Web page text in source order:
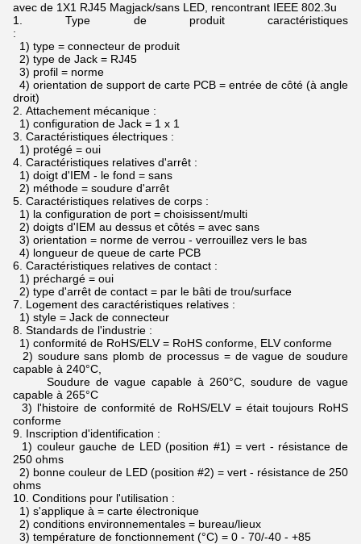
avec de 1X1 RJ45 Magjack/sans LED, rencontrant IEEE 802.3u
1.Type de produit caractéristiques
:
1) type = connecteur de produit
2) type de Jack = RJ45
3) profil = norme
4) orientation de support de carte PCB = entrée de côté (à angle
droit)
2. Attachement mécanique :
1) configuration de Jack = 1 x 1
3. Caractéristiques électriques :
1) protégé = oui
4. Caractéristiques relatives d'arrêt :
1) doigt d'IEM - le fond = sans
2) méthode = soudure d'arrêt
5. Caractéristiques relatives de corps :
1) la configuration de port = choisissent/multi
2) doigts d'IEM au dessus et côtés = avec sans
3) orientation = norme de verrou - verrouillez vers le bas
4) longueur de queue de carte PCB
6. Caractéristiques relatives de contact :
1) préchargé = oui
2) type d'arrêt de contact = par le bâti de trou/surface
7. Logement des caractéristiques relatives :
1) style = Jack de connecteur
8. Standards de l'industrie :
1) conformité de RoHS/ELV = RoHS conforme, ELV conforme
2) soudure sans plomb de processus = de vague de soudure
capable à 240°C,
Soudure de vague capable à 260°C, soudure de vague
capable à 265°C
3) l'histoire de conformité de RoHS/ELV = était toujours RoHS
conforme
9. Inscription d'identification :
1) couleur gauche de LED (position #1) = vert - résistance de
250 ohms
2) bonne couleur de LED (position #2) = vert - résistance de 250
ohms
10. Conditions pour l'utilisation :
1) s'applique à = carte électronique
2) conditions environnementales = bureau/lieux
3) température de fonctionnement (°C) = 0 - 70/-40 - +85